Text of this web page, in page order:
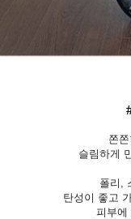
쫀
슬림하게
폴리,
탄성이 좋고
피부에